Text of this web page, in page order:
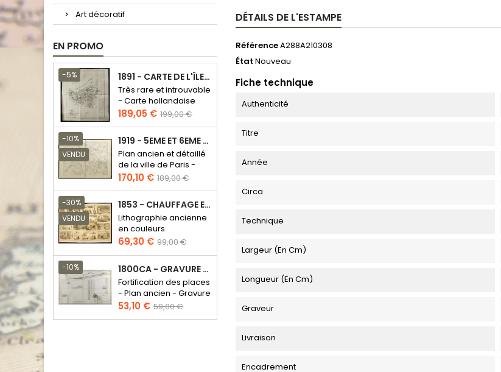
Art décoratif
EN PROMO
-5% 1891 - CARTE DE L'ÎLE DE BORNÉO
Très rare et introuvable
- Carte hollandaise
Prix
189,05 € Prix
de
base
199,00 €
-10%
VENDU
1919 - 5EME ET 6EME ARRONDISSEMENT DE PARIS
Plan ancien et détaillé
de la ville de Paris -
Odéon - Sorbonne
Prix
170,10 € Prix
de
base
189,00 €
-30%
VENDU
1853 - CHAUFFAGE ET ÉCLAIRAGE (LITHOGRAPHIE)
Lithographie ancienne
en couleurs
Prix
69,30 € Prix
de
base
99,00 €
-10% 1800CA - GRAVURE ARCHITECTURE MILITAIRE - ATTAQUE ET DÉFENSE
Fortification des places
- Plan ancien - Gravure
en taille douce
Prix
53,10 € Prix
de
59,00 €
DÉTAILS DE L'ESTAMPE
RéférenceA288A210308
État Nouveau
Fiche technique
Authenticité
Titre
Année
Circa
Technique
Largeur (en Cm)
Longueur (en Cm)
Graveur
Livraison
Encadrement